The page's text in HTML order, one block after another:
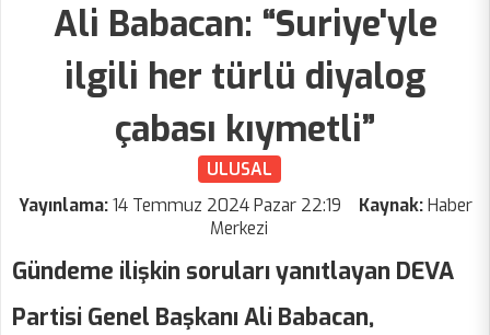
Ali Babacan: “Suriye'yle
ilgili her türlü diyalog
çabası kıymetli”
ULUSAL
Yayınlama:14 Temmuz 2024 Pazar 22:19 Kaynak: Haber
Merkezi
Gündeme ilişkin soruları yanıtlayan DEVA
Partisi Genel Başkanı Ali Babacan,